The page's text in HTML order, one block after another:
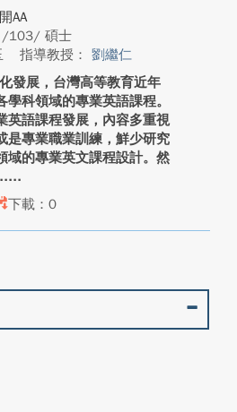
AA
/103/ 碩士
指導教授： 劉繼仁
發展，台灣高等教育近年
學科領域的專業英語課程。
英語課程發展，內容多重視
是專業職業訓練，鮮少研究
域的專業英文課程設計。然
下載：0